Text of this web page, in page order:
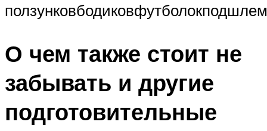
О чем также стоит не
забывать и другие
подготовительные